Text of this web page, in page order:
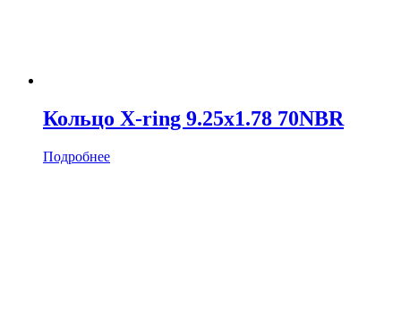
Кольцо X-ring 9.25х1.78 70NBR
Подробнее